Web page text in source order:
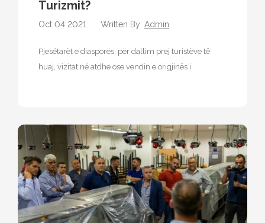
Turizmit?
Oct 04 2021 Written By: Admin
Pjesëtarët e diasporës, për dallim prej turistëve të
huaj, vizitat në atdhe ose vendin e origjinës i